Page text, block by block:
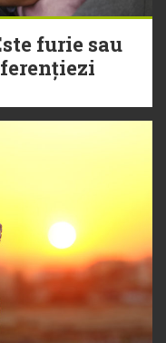
furie sau